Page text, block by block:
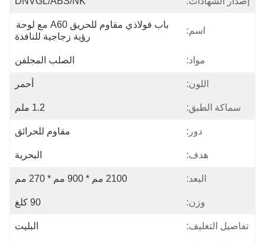
اسم:
باب فولاذي مقاوم للحريق A60 مع لوحة
رؤية زجاجية للنافذة
مواد: الصلب المجلفن
اللون: أحمر
سماكة الطبق: 1.2 ملم
دور: مقاوم للحرائق
هدف: البحرية
البعد: 2100 مم * 900 مم * 270 مم
وزن: 90 كلغ
تفاصيل التغليف: البليت